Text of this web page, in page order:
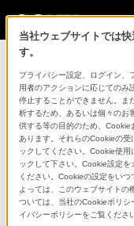
ソニースト
ご利用ガイドでは
スに関しまとめて
ご利用の前に
ソニーストア 店舗の
当社ウェブサイトでは
す。
プライバシー設定、ログイン、
用者のアクションに応じてのみ
停止することができません。ま
析するため、あるいは個々のお
供する等の目的のため、Cookie
あります。それらのCookieの
ックしてください。Cookie使
ックして下さい。Cookie設定
ください。Cookieの設定をい
よっては、このウェブサイトの
ついては、当社のCookieポリシ
イバシーポリシーをご覧ください